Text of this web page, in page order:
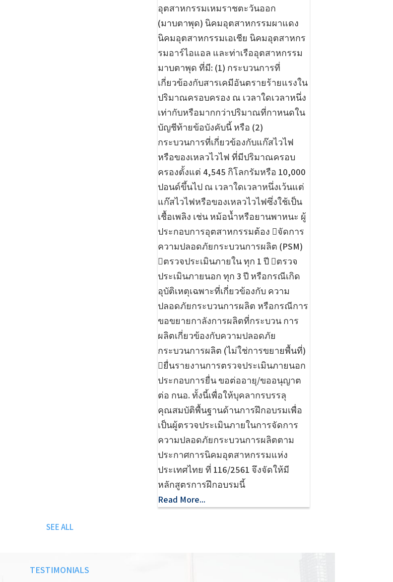
อุตสาหกรรมเหมราชตะวันออก
(มาบตาพุด) นิคมอุตสาหกรรมผาแดง
นิคมอุตสาหกรรมเอเชีย นิคมอุตสาหกร
รมอาร์ไอแอล และท่าเรืออุตสาหกรรม
มาบตาพุด ที่มี: (1) กระบวนการที่
เกี่ยวข้องกับสารเคมีอันตรายร้ายแรงใน
ปริมาณครอบครอง ณ เวลาใดเวลาหนึ่ง
เท่ากับหรือมากกว่าปริมาณที่กาหนดใน
บัญชีท้ายข้อบังคับนี้ หรือ (2)
กระบวนการที่เกี่ยวข้องกับแก๊สไวไฟ
หรือของเหลวไวไฟ ที่มีปริมาณครอบ
ครองตั้งแต่ 4,545 กิโลกรัมหรือ 10,000
ปอนด์ขึ้นไป ณ เวลาใดเวลาหนึ่งเว้นแต่
แก๊สไวไฟหรือของเหลวไวไฟซึ่งใช้เป็น
เชื้อเพลิง เช่น หม้อน้ำหรือยานพาหนะ ผู้
ประกอบการอุตสาหกรรมต้อง จัดการ
ความปลอดภัยกระบวนการผลิต (PSM)
ตรวจประเมินภายใน ทุก 1 ปี ตรวจ
ประเมินภายนอก ทุก 3 ปี หรือกรณีเกิด
อุบัติเหตุเฉพาะที่เกี่ยวข้องกับ ความ
ปลอดภัยกระบวนการผลิต หรือกรณีการ
ขอขยายกาลังการผลิตที่กระบวน การ
ผลิตเกี่ยวข้องกับความปลอดภัย
กระบวนการผลิต (ไม่ใช่การขยายพื้นที่)
ยื่นรายงานการตรวจประเมินภายนอก
ประกอบการยื่น ขอต่ออายุ/ขออนุญาต
ต่อ กนอ. ทั้งนี้เพื่อให้บุคลากรบรรลุ
คุณสมบัติพื้นฐานด้านการฝึกอบรมเพื่อ
เป็นผู้ตรวจประเมินภายในการจัดการ
ความปลอดภัยกระบวนการผลิตตาม
ประกาศการนิคมอุตสาหกรรมแห่ง
ประเทศไทย ที่ 116/2561 จึงจัดให้มี
หลักสูตรการฝึกอบรมนี้
Read More...
SEE ALL
TESTIMONIALS